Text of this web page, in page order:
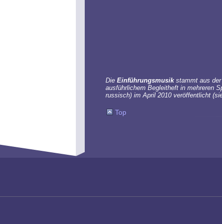
Die Einführungsmusikstammt aus der
ausführlichem Begleitheft in mehreren
russisch) im April 2010 veröffentlicht
Top